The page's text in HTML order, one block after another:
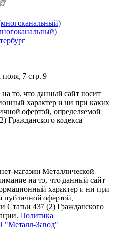
7 стр. 9
то, что данный сайт носит
характер и ни при каких
офертой, определяемой
Гражданского кодекса
магазин Металлической
на то, что данный сайт
характер и ни при
публичной офертой,
Статьи 437 (2) Гражданского
Политика
"Металл-Завод"